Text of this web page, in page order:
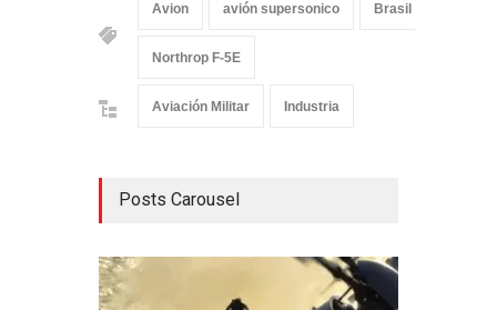
Avion avión supersonico Brasil
Northrop F-5E
Aviación Militar Industria
Posts Carousel